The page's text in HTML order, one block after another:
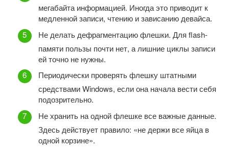
мегабайта информацией. Иногда это приводит к
медленной записи, чтению и зависанию девайса.
Не делать дефрагментацию флешки. Для flash-
памяти пользы почти нет, а лишние циклы записи
ей точно не нужны.
Периодически проверять флешку штатными
средствами Windows, если она начала вести себя
подозрительно.
Не хранить на одной флешке все важные данные.
Здесь действует правило: «не держи все яйца в
одной корзине».